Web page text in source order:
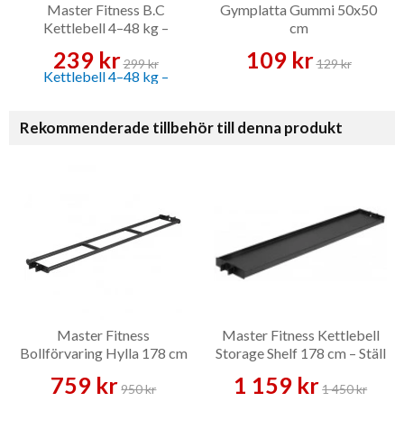
Master Fitness B.C
Kettlebell 4–48 kg –
239 kr299 kr
Gymplatta Gummi 50x50
cm
109 kr129 kr
Rekommenderade tillbehör till denna produkt
Master Fitness
Bollförvaring Hylla 178 cm
759 kr 950 kr
Master Fitness Kettlebell
Storage Shelf 178 cm – Ställ
1 159 kr1 450 kr